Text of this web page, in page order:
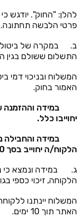
להלן: "החוק". יודגש
פרטי הלבשה תחתונה.
ב. במקרה של ביטול
התשלום ששולם בגין
האמור בחוק.
במידה וההזמנה
יחוייבו כלל.
במידה והחבילה
הלקוח/ה יחוייב בסך 30 ש"ח לכל כיוון.
ג. במידה ונמצא כי
הלקוחה, זיכוי כספי
המשלוח יינתנו
האתר תוך 10 ימים.